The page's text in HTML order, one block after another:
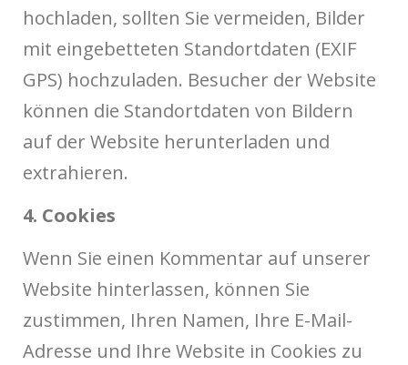
hochladen, sollten Sie vermeiden, Bilder
mit eingebetteten Standortdaten (EXIF
GPS) hochzuladen. Besucher der Website
können die Standortdaten von Bildern
auf der Website herunterladen und
extrahieren.
4. Cookies
Wenn Sie einen Kommentar auf unserer
Website hinterlassen, können Sie
zustimmen, Ihren Namen, Ihre E-Mail-
Adresse und Ihre Website in Cookies zu